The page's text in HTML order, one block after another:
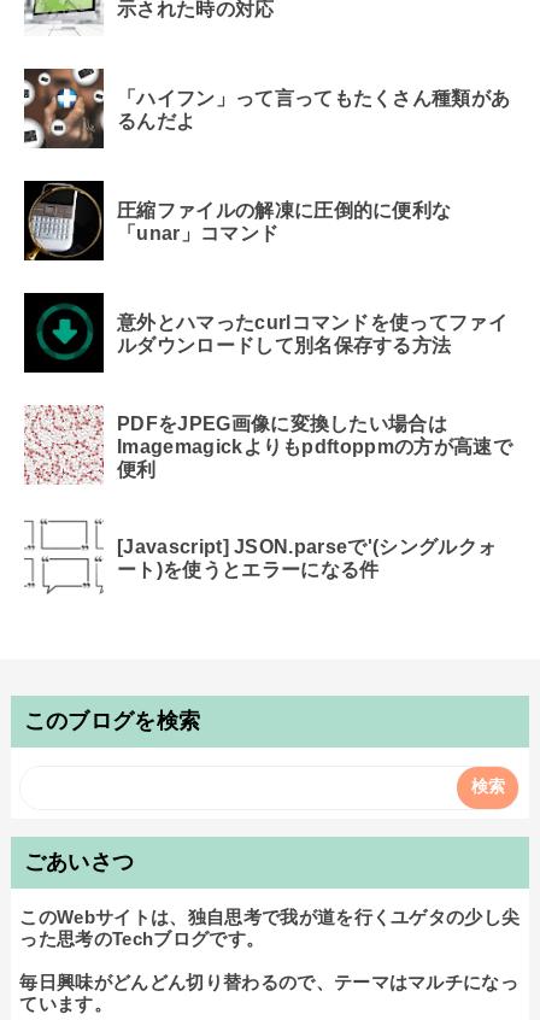
示された時の対応
「ハイフン」って言ってもたくさん種類があ
るんだよ
圧縮ファイルの解凍に圧倒的に便利な
「unar」コマンド
意外とハマったcurlコマンドを使ってファイ
ルダウンロードして別名保存する方法
PDFをJPEG画像に変換したい場合は
Imagemagickよりもpdftoppmの方が高速で
便利
[Javascript] JSON.parseで'(シングルクォ
ート)を使うとエラーになる件
このブログを検索
ごあいさつ
このWebサイトは、独自思考で我が道を行くユゲタの少し尖
った思考のTechブログです。
毎日興味がどんどん切り替わるので、テーマはマルチになっ
ています。